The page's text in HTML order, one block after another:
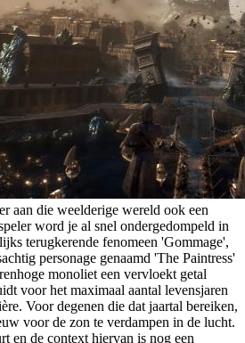
aan die weelderige wereld ook een
word je al snel ondergedompeld in
terugkerende fenomeen 'Gommage',
personage genaamd 'The Paintress'
monoliet een vervloekt getal
voor het maximaal aantal levensjaren
Voor degenen die dat jaartal bereiken,
voor de zon te verdampen in de lucht.
en de context hiervan is nog een